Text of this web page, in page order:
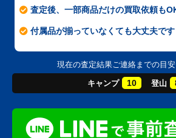
査定後、一部商品だけの買取依頼も
付属品が揃っていなくても大丈夫です
現在の査定結果ご連絡までの目安
キャンプ 10 登山